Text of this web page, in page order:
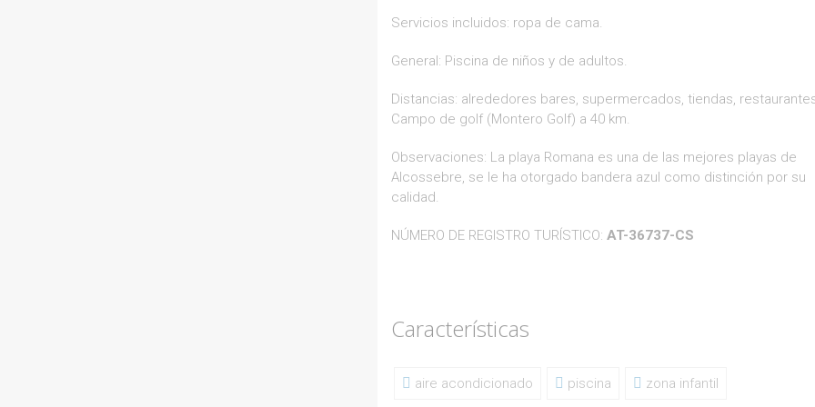
Servicios incluidos: ropa de cama.
General: Piscina de niños y de adultos.
Distancias: alrededores bares, supermercados, tiendas,
Campo de golf (Montero Golf) a 40 km.
Observaciones: La playa Romana es una de las mejores playas de
Alcossebre, se le ha otorgado bandera azul como distinción por su
calidad.
NÚMERO DE REGISTRO TURÍSTICO: AT-36737-CS
Características
aire acondicionado piscina zona infantil